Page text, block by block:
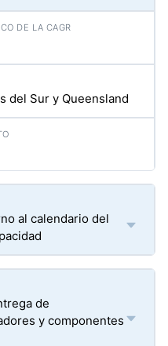
del Sur y Queensland
al calendario del
de
y componentes